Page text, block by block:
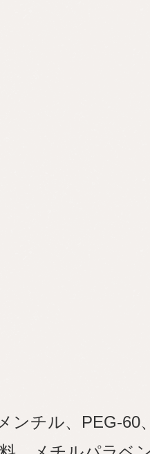
ンチル、PEG-60